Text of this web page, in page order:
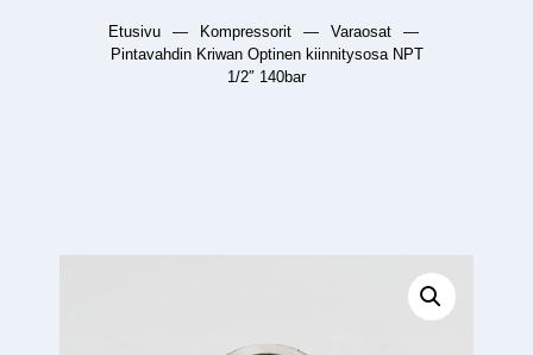
Etusivu — Kompressorit — Varaosat
—
Pintavahdin Kriwan Optinen kiinnitysosa NPT
1/2″ 140bar